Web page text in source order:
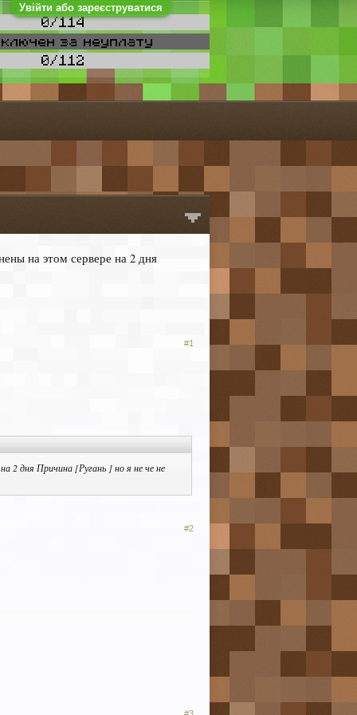
Увійти або зареєструватися
на этом сервере на 2 дня
#1
2 дня Причина [Ругань ] но я не че не
#2